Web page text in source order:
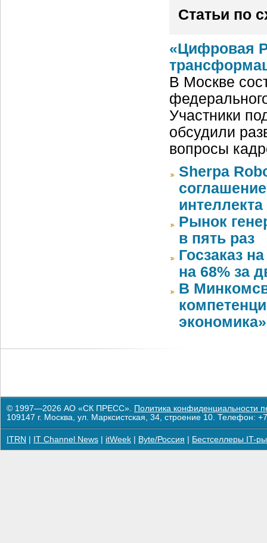
Статьи по
«Цифровая
В Москве
Участники
обсудили
вопросы
Sherpa
интеллекта
Рынок
в пять раз
Госзаказ
на 68% за
В
экономика»
© 1997—2026 АО «СК ПРЕСС». Политика конфиденциальности
109147 г. Москва, ул. Марксистская, 34, строение 10. Телефон:
ITRN IT Channel News itWeek Byte/Россия Бестселлеры IT-